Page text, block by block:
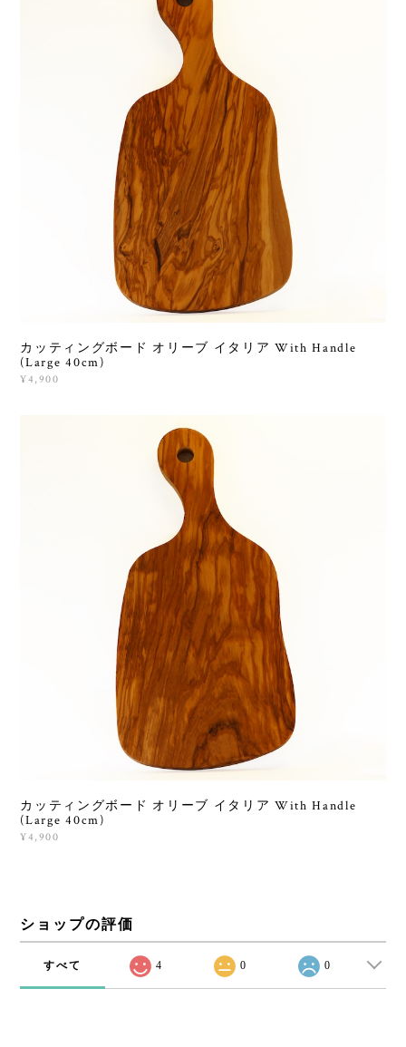
カッティングボード オリーブ イタリア With Handle
(Large 40cm)
¥4,900
カッティングボード オリーブ イタリア With Handle
(Large 40cm)
¥4,900
ショップの評価
すべて 4 0 0